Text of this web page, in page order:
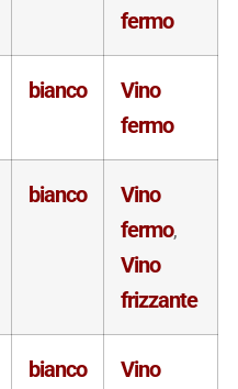
fermo
bianco
Vino
fermo
bianco
Vino
fermo,
Vino
frizzante
bianco
Vino